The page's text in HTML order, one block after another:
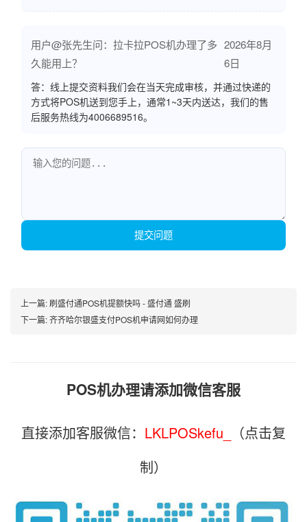
用户@张先生问：拉卡拉POS机办理了多
久能用上？
2026年8月
6日
答：线上提交资料我们会在当天完成审核，并通过快递的
方式将POS机送到您手上，通常1~3天内送达，我们的售
后服务热线为4006689516。
提交问题
上一篇:刷盛付通POS机提额快吗 - 盛付通 盛刷
下一篇:齐齐哈尔银盛支付POS机申请网如何办理
POS机办理请添加微信客服
直接添加客服微信： LKLPOSkefu_
（点击复
制）